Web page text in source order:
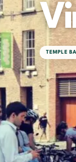
TEMPLE